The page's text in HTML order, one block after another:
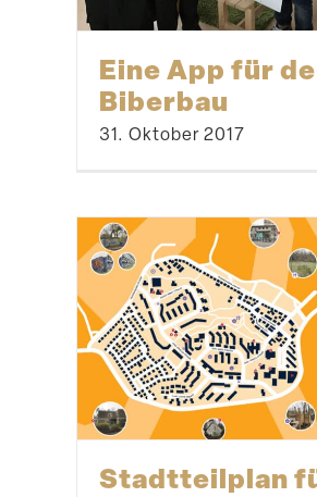
Eseln begegnen
17. August 2018